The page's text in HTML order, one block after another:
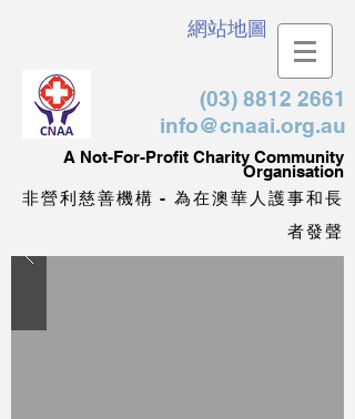
(03) 8812 2661
info@cnaai.org.au
​A Not-For-Profit Charity Community
Organisation
非營利慈善機構 - 為在澳華人護事和長
者發聲
網站地圖